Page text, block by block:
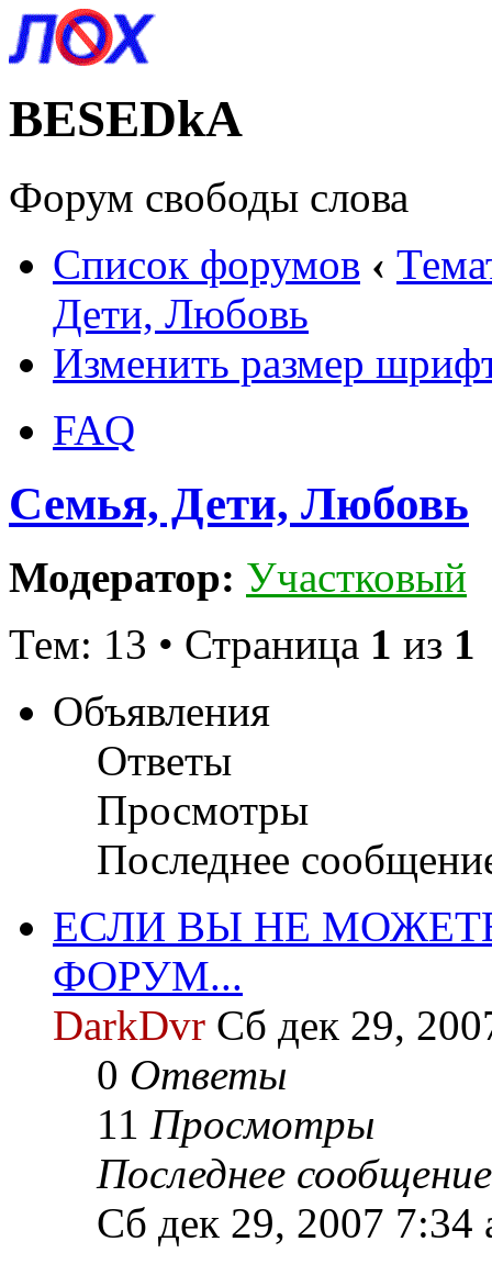
BESEDkA
Форум свободы слова
Список форумов ‹
Дети, Любовь
Изменить размер
FAQ
Семья, Дети, Любовь
Модератор: Участковый
Тем: 13 • Страница 1 из 1
Объявления
Ответы
Просмотры
Последнее
ЕСЛИ ВЫ НЕ
ФОРУМ...
DarkDvr Сб дек 29,
0 Ответы
11 Просмотры
Последнее сообщение
Сб дек 29, 2007 7:34